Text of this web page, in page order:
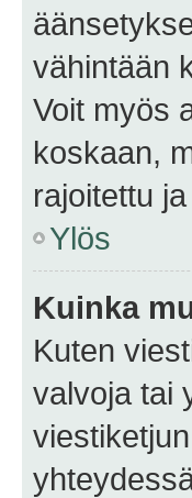
vähintään
Voit myös
koskaan,
rajoitettu
Ylös
Kuinka
Kuten
valvoja tai